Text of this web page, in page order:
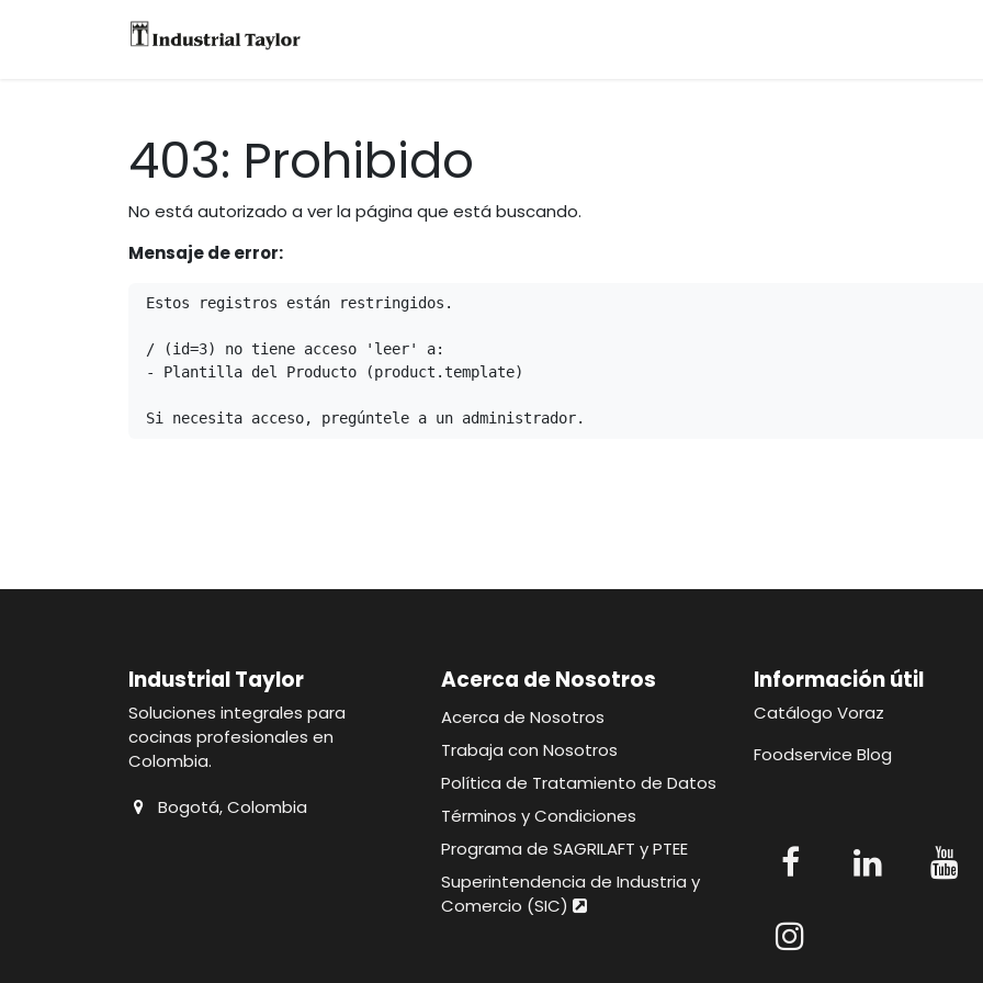
403: Prohibido
No está autorizado a ver la página que está buscando.
Mensaje de error:
Estos registros están restringidos.
/ (id=3) no tiene acceso 'leer' a:
- Plantilla del Producto (product.template)
Si necesita acceso, pregúntele a un administrador.
Industrial Taylor
Soluciones integrales para
cocinas profesionales en
Colombia.
Bogotá, Colombia
Acerca de Nosotros
Acerca de Nosotros
Trabaja con Nosotros
Política de Tratamiento de Datos
Términos y Condiciones
Programa de SAGRILAFT y PTEE
Superintendencia de Industria y
Comercio (SIC)
Información útil​​​
Catálogo Voraz
Foodservice Blog